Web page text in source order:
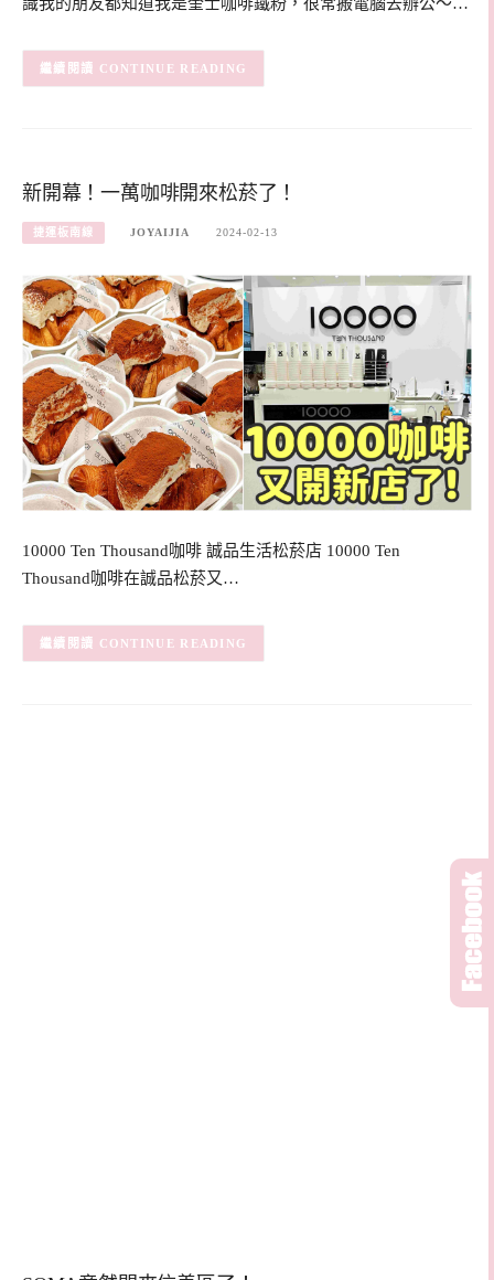
CONTINUE READING
新開幕！一萬咖啡開來松菸了！
捷運板南線 JOYAIJIA 2024-02-13
10000 Ten Thousand咖啡 誠品生活松菸店 10000 Ten
Thousand咖啡在誠品松菸又…
CONTINUE READING